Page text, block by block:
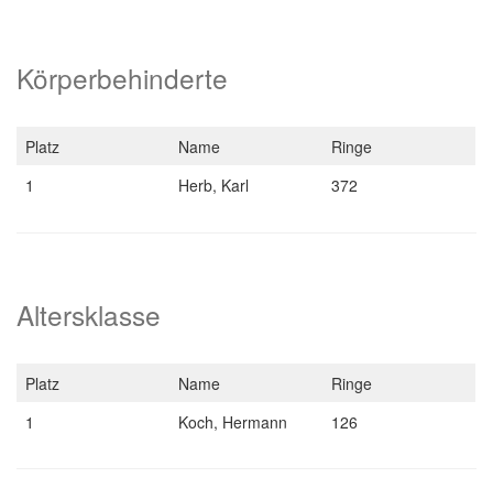
Körperbehinderte
Platz Name
Ringe
1
Herb, Karl 372
Altersklasse
Platz Name
Ringe
1
Koch, Hermann 126